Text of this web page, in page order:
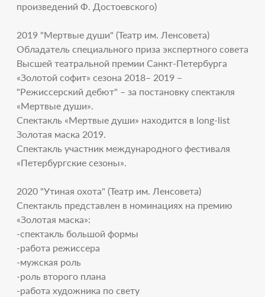
произведений Ф. Достоевского)
2019 "Мертвые души" (Театр им. Ленсовета)
Обладатель специального приза экспертного совета
Высшей театральной премии Санкт-Петербурга
«Золотой софит» сезона 2018– 2019 –
"Режиссерский дебют" – за постановку спектакля
«Мертвые души».
Спектакль «Мертвые души» находится в long-list
Золотая маска 2019.
Спектакль участник международного фестиваля
«Петербургские сезоны».
2020 "Утиная охота" (Театр им. Ленсовета)
Спектакль представлен в номинациях на премию
«Золотая маска»:
-спектакль большой формы
-работа режиссера
-мужская роль
-роль второго плана
-работа художника по свету